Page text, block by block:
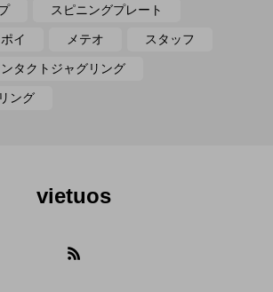
スピニングプレート
ポイ メテオ スタッフ
ンタクトジャグリング
ング
vietuos